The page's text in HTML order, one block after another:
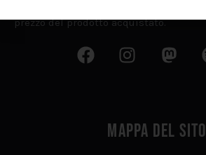
prezzo del prodotto acquistato.
Mappa del sito